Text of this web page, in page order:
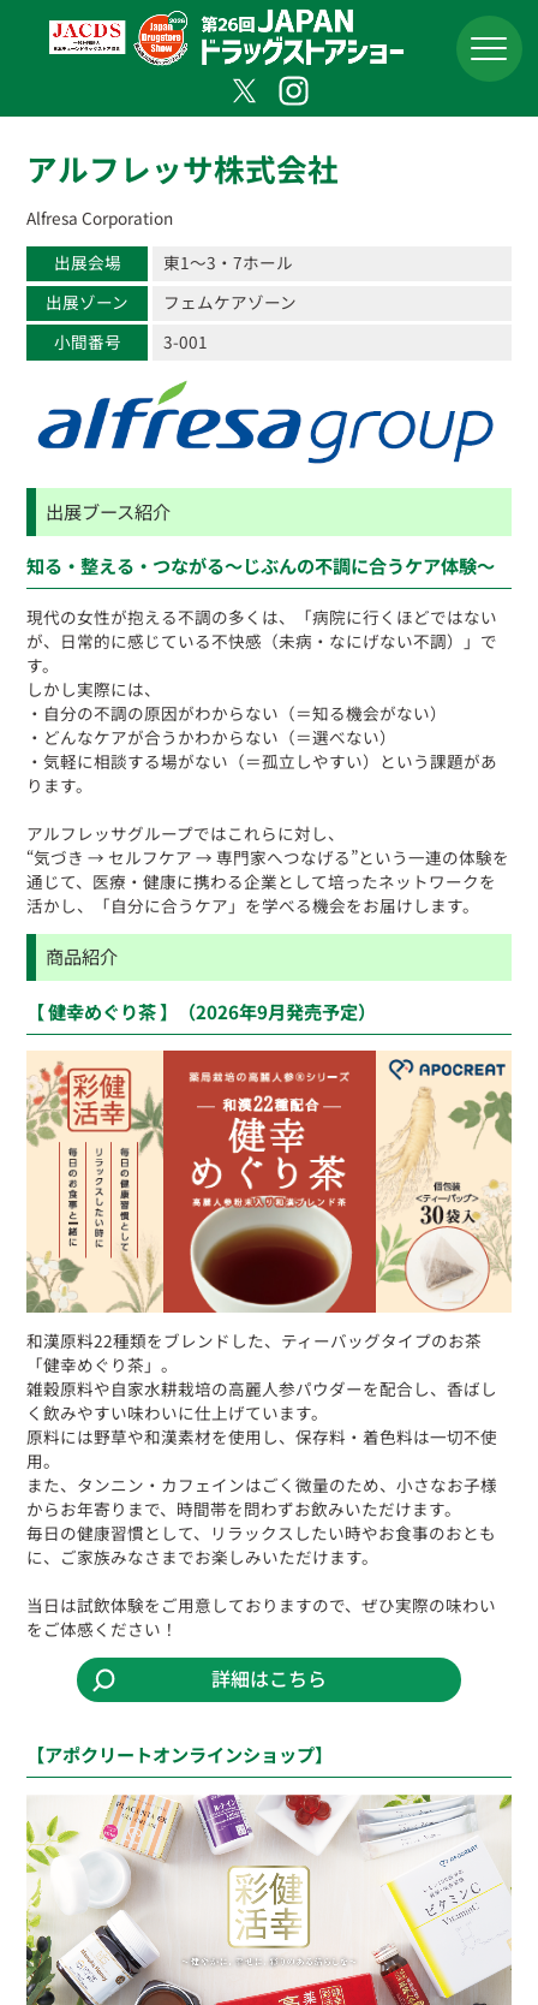
アルフレッサ株式会社
Alfresa Corporation
出展会場
東1〜3・7ホール
出展ゾーン
フェムケアゾーン
小間番号
3-001
出展ブース紹介
知る・整える・つながる〜じぶんの不調に合うケア体験〜
現代の女性が抱える不調の多くは、「病院に行くほどではない
が、日常的に感じている不快感（未病・なにげない不調）」で
す。
しかし実際には、
・自分の不調の原因がわからない（＝知る機会がない）
・どんなケアが合うかわからない（＝選べない）
・気軽に相談する場がない（＝孤立しやすい）という課題があ
ります。
アルフレッサグループではこれらに対し、
“気づき → セルフケア → 専門家へつなげる”という一連の体験を
通じて、医療・健康に携わる企業として培ったネットワークを
活かし、「自分に合うケア」を学べる機会をお届けします。
商品紹介
【 健幸めぐり茶 】（2026年9月発売予定）
和漢原料22種類をブレンドした、ティーバッグタイプのお茶
「健幸めぐり茶」。
雑穀原料や自家水耕栽培の高麗人参パウダーを配合し、香ばし
く飲みやすい味わいに仕上げています。
原料には野草や和漢素材を使用し、保存料・着色料は一切不使
用。
また、タンニン・カフェインはごく微量のため、小さなお子様
からお年寄りまで、時間帯を問わずお飲みいただけます。
毎日の健康習慣として、リラックスしたい時やお食事のおとも
に、ご家族みなさまでお楽しみいただけます。
当日は試飲体験をご用意しておりますので、ぜひ実際の味わい
をご体感ください！
詳細はこちら
【アポクリートオンラインショップ】